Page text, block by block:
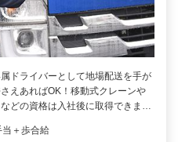
ドライバーとして地場配送を手が
えあればOK！移動式クレーンや
どの資格は入社後に取得できま…
＋歩合給